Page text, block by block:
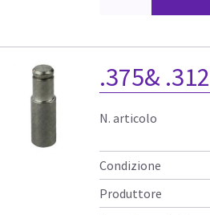
.375&
N. articolo
Condizione
Produttore